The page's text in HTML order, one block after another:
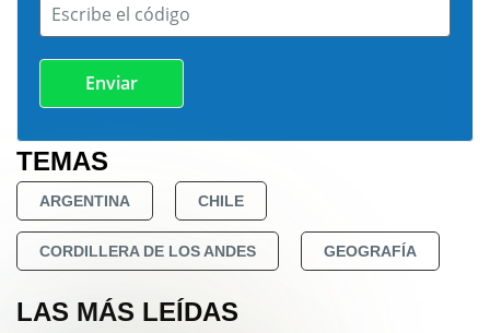
Escribe el código
TEMAS
ARGENTINA CHILE
CORDILLERA DE LOS ANDES GEOGRAFÍA
LAS MÁS LEÍDAS